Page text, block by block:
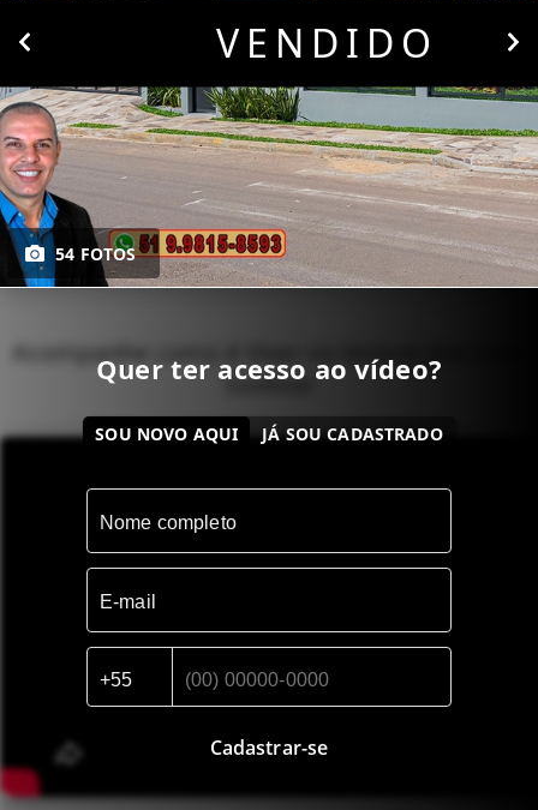
54 FOTOS
VENDIDO
Quer ter acesso ao vídeo?
SOU NOVO AQUI JÁ SOU CADASTRADO
Cadastrar-se
Acompanhe como é Viver no Imóvel dos Seus
Sonhos!